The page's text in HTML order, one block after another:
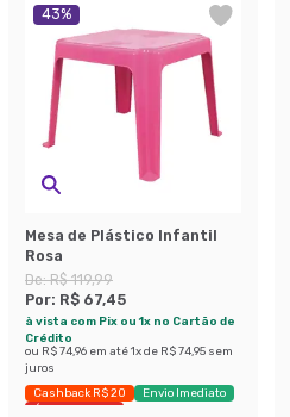
43%
Mesa de Plástico Infantil
Rosa
De:R$ 119,99
Por: R$ 67,45
à vista com Pix ou 1x no Cartão de
Crédito
ou R$ 74,96 em até1x de R$ 74,95 sem
juros
Cashback R$ 20
Envio Imediato
Últimas peças